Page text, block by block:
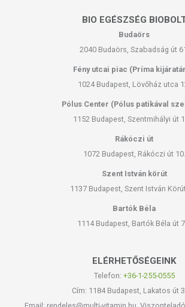
BIO EGÉSZSÉG
Budaörs
2040 Budaörs, Szabadság út
Fény utcai piac (Príma
1024 Budapest, Lövőház utca
Pólus Center (Pólus patikával
1152 Budapest, Szentmihályi út
Rákóczi út
1072 Budapest, Rákóczi út 10.
Szent István körút
1137 Budapest, Szent István
Bartók Béla
1114 Budapest, Bartók Béla út
ELÉRHETŐSÉGEINK
Telefon: +36-1-255-0555
Cím: 1184 Budapest, Lakatos út